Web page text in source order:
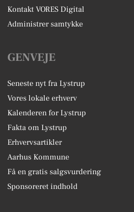
Kontakt VORES Digital
Administrer samtykke
GENVEJE
Seneste nyt fra Lystrup
Vores lokale erhverv
Kalenderen for Lystrup
Fakta om Lystrup
Erhvervsartikler
Aarhus Kommune
Få en gratis salgsvurdering
Sponsoreret indhold